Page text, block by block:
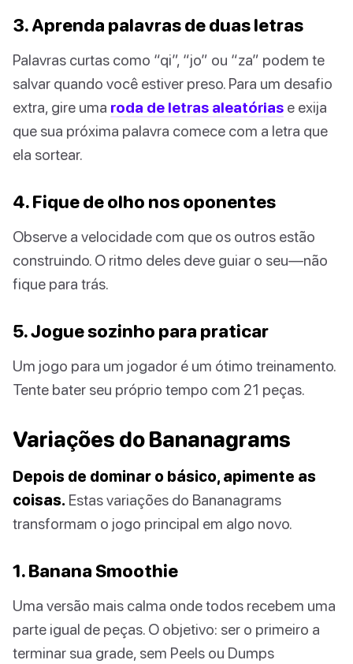
3. Aprenda palavras de duas letras
Palavras curtas como “qi”, “jo” ou “za” podem te
salvar quando você estiver preso. Para um desafio
extra, gire uma roda de letras aleatórias e exija
que sua próxima palavra comece com a letra que
ela sortear.
4. Fique de olho nos oponentes
Observe a velocidade com que os outros estão
construindo. O ritmo deles deve guiar o seu—não
fique para trás.
5. Jogue sozinho para praticar
Um jogo para um jogador é um ótimo treinamento.
Tente bater seu próprio tempo com 21 peças.
Variações do Bananagrams
Depois de dominar o básico, apimente as
coisas. Estas variações do Bananagrams
transformam o jogo principal em algo novo.
1. Banana Smoothie
Uma versão mais calma onde todos recebem uma
parte igual de peças. O objetivo: ser o primeiro a
terminar sua grade, sem Peels ou Dumps